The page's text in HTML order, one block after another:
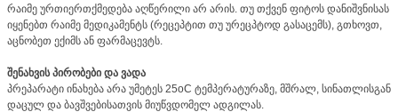
რაიმე ურთიერთქმედება აღწერილი არ არის. თუ თქვენ ფიტოს დანიშვნისას
იყენებთ რაიმე მედიკამენტს (რეცეპტით თუ ურეცპტოდ გასაცემს), გთხოვთ,
აცნობეთ ექიმს ან ფარმაცევტს.
შენახვის პირობები და ვადა
პრეპარატი ინახება არა უმეტეს 25oC ტემპერატურაზე, მშრალ, სინათლისგან
დაცულ და ბავშვებისათვის მიუწვდომელ ადგილას.